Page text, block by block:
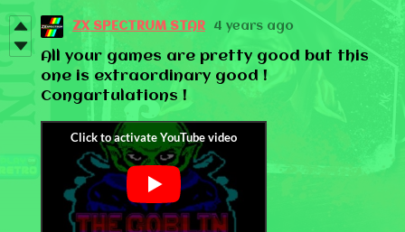
ZX SPECTRUM STAR 4 years ago
All your games are pretty good but this
one is extraordinary good !
Congartulations !